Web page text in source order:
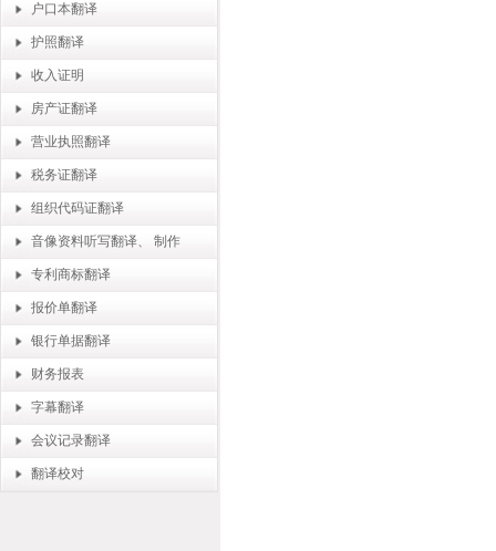
户口本翻译
护照翻译
收入证明
房产证翻译
营业执照翻译
税务证翻译
组织代码证翻译
音像资料听写翻译、 制作
专利商标翻译
报价单翻译
银行单据翻译
财务报表
字幕翻译
会议记录翻译
翻译校对